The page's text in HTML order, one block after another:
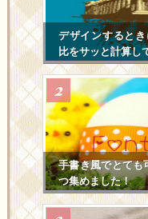
デザインすると
比をサッと計算し
手書き風でとても
つ集めました！